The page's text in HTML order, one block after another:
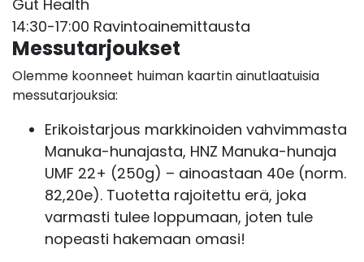
Gut Health
14:30-17:00 Ravintoainemittausta
Messutarjoukset
Olemme koonneet huiman kaartin ainutlaatuisia
messutarjouksia:
Erikoistarjous markkinoiden vahvimmasta
Manuka-hunajasta, HNZ Manuka-hunaja
UMF 22+ (250g) – ainoastaan 40e (norm.
82,20e). Tuotetta rajoitettu erä, joka
varmasti tulee loppumaan, joten tule
nopeasti hakemaan omasi!